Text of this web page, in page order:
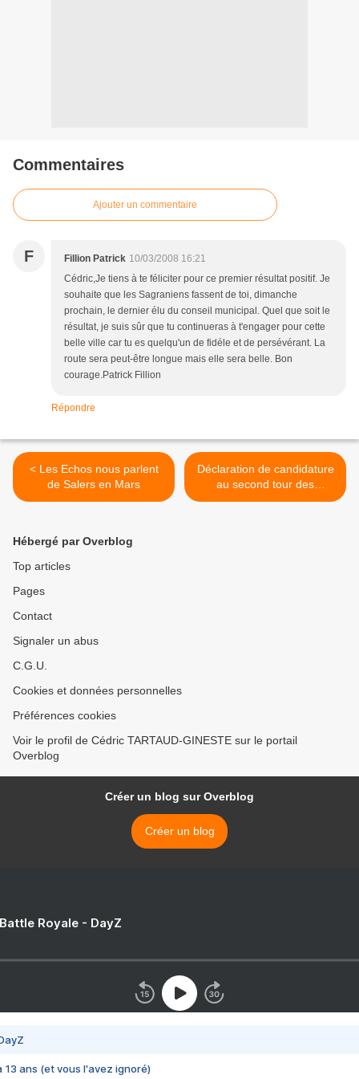
Commentaires
Ajouter un commentaire
F Fillion Patrick 10/03/2008 16:21
Cédric,Je tiens à te féliciter pour ce premier résultat positif. Je
souhaite que les Sagraniens fassent de toi, dimanche
prochain, le dernier élu du conseil municipal. Quel que soit le
résultat, je suis sûr que tu continueras à t'engager pour cette
belle ville car tu es quelqu'un de fidéle et de persévérant. La
route sera peut-être longue mais elle sera belle. Bon
courage.Patrick Fillion
Répondre
< Les Echos nous parlent
de Salers en Mars
Déclaration de candidature
au second tour des
élections municipales de
Hébergé par Overblog
Top articles
Pages
Contact
Signaler un abus
C.G.U.
Cookies et données personnelles
Préférences cookies
Voir le profil de Cédric TARTAUD-GINESTE sur le portail
Overblog
Créer un blog sur Overblog
Créer un blog
Royale - DayZ
13 ans (et vous l'avez ignoré)